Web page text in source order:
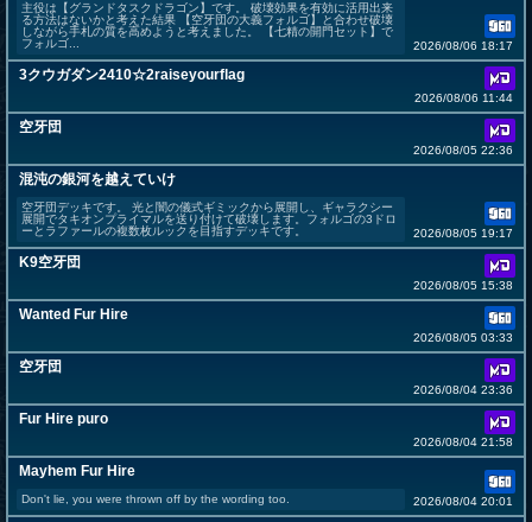
主役は【グランドタスクドラゴン】です。 破壊効果を有効に活用出来
る方法はないかと考えた結果 【空牙団の大義フォルゴ】と合わせ破壊
しながら手札の質を高めようと考えました。 【七精の開門セット】で
フォルゴ...
2026/08/06 18:17
3クウガダン2410☆2raiseyourflag
2026/08/06 11:44
空牙団
2026/08/05 22:36
混沌の銀河を越えていけ
空牙団デッキです。 光と闇の儀式ギミックから展開し、ギャラクシー
展開でタキオンプライマルを送り付けて破壊します。フォルゴの3ドロ
ーとラファールの複数枚ルックを目指すデッキです。
2026/08/05 19:17
K9空牙団
2026/08/05 15:38
Wanted Fur Hire
2026/08/05 03:33
空牙団
2026/08/04 23:36
Fur Hire puro
2026/08/04 21:58
Mayhem Fur Hire
Don't lie, you were thrown off by the wording too. 2026/08/04 20:01